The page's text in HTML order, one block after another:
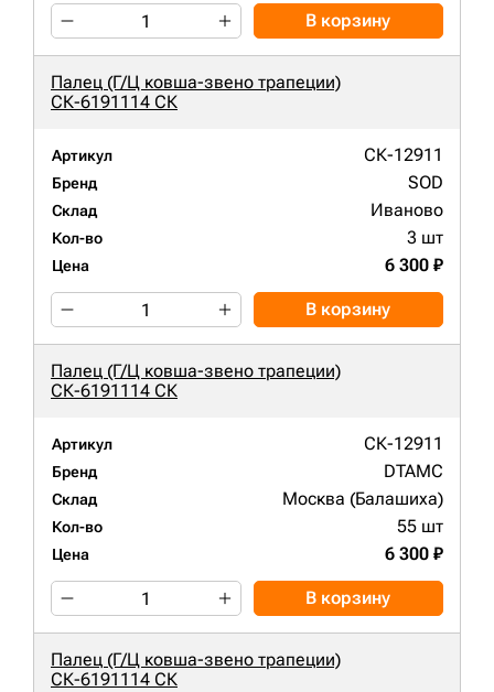
В корзину
Палец (Г/Ц ковша-звено трапеции)
СК-6191114 СК
Артикул СК-12911
Бренд SOD
Склад Иваново
Кол-во 3 шт
Цена 6 300 ₽
В корзину
Палец (Г/Ц ковша-звено трапеции)
СК-6191114 СК
Артикул СК-12911
Бренд DTAMC
Склад Москва (Балашиха)
Кол-во 55 шт
Цена 6 300 ₽
В корзину
Палец (Г/Ц ковша-звено трапеции)
СК-6191114 СК